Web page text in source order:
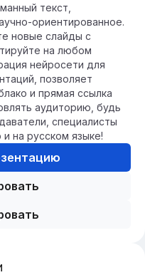
текст,
ориентированное.
новые слайды с
на любом
нейросети для
позволяет
и прямая ссылка
аудиторию, будь
специалисты
на русском языке!